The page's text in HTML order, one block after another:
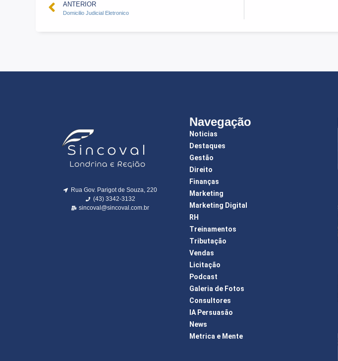
ANTERIOR
Domicilio Judicial Eletronico
Rua Gov. Parigot de Souza, 220
(43) 3342-3132
sincoval@sincoval.com.br
Navegação
Noticias
Destaques
Gestão
Direito
Finanças
Marketing
Marketing Digital
RH
Treinamentos
Tributação
Vendas
Licitação
Podcast
Galeria de Fotos
Consultores
IA Persuasão
News
Metrica e Mente